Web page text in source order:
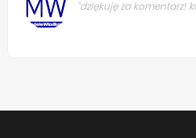
"dziękuję za komentarz!